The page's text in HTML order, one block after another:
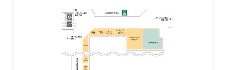
ニューデイズ
スターバックス
コーヒー
豆狸
ハナガタヤ
おむすび
権米衛
ミスター
ワッフル
サンドイッチ
ハウス
メルヘン
ピザ
オリーブ
1.2.3
クラブ
ハウス